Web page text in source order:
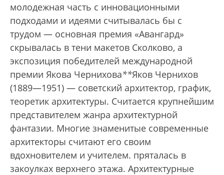
молодежная часть с инновационными
подходами и идеями считывалась бы с
трудом — основная премия «Авангард»
скрывалась в тени макетов Сколково, а
экспозиция победителей международной
премии Якова Чернихова**Яков Чернихов
(1889—1951) — советский архитектор, график,
теоретик архитектуры. Считается крупнейшим
представителем жанра архитектурной
фантазии. Многие знаменитые современные
архитекторы считают его своим
вдохновителем и учителем. пряталась в
закоулках верхнего этажа. Архитектурные